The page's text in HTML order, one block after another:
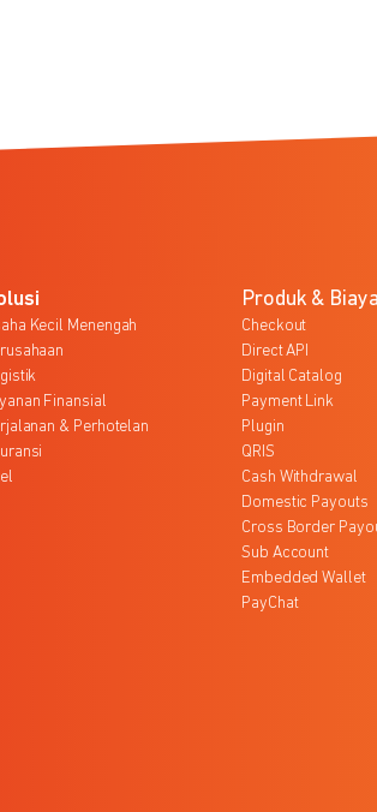
Kecil Menengah
Finansial
& Perhotelan
Produk & Biaya
Checkout
Direct API
Digital Catalog
Payment Link
Plugin
QRIS
Cash Withdrawal
Domestic Payouts
Cross Border
Sub Account
Embedded Wallet
PayChat